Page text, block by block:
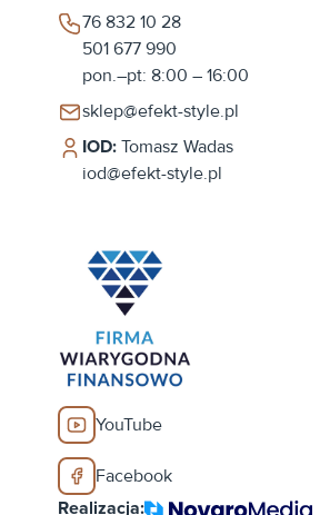
76 832 10 28
501 677 990
pon.–pt: 8:00 – 16:00
sklep@efekt-style.pl
IOD: Tomasz Wadas
iod@efekt-style.pl
YouTube
Facebook
Realizacja: